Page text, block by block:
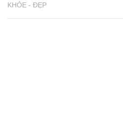
KHỎE - ĐẸP